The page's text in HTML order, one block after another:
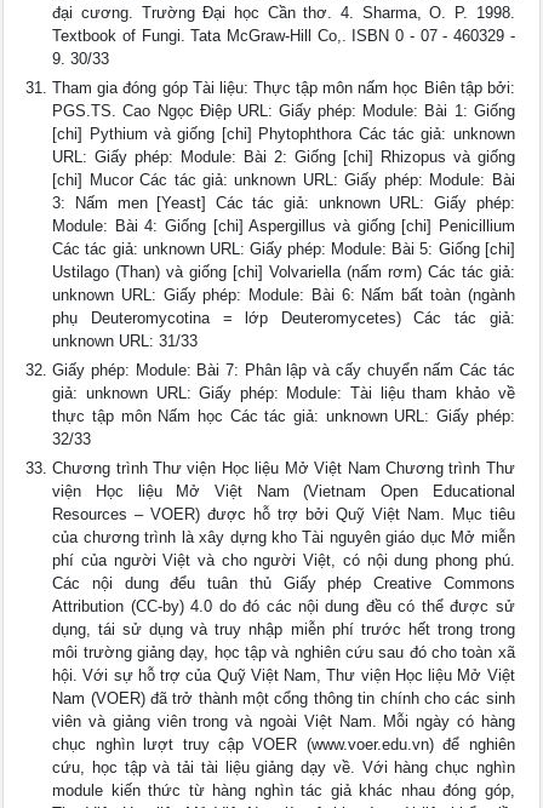
đại cương. Trường Đại học Cần thơ. 4. Sharma, O. P. 1998.
Textbook of Fungi. Tata McGraw-Hill Co,. ISBN 0 - 07 - 460329 -
9. 30/33
Tham gia đóng góp Tài liệu: Thực tập môn nấm học Biên tập bởi:
PGS.TS. Cao Ngọc Điệp URL: Giấy phép: Module: Bài 1: Giống
[chi] Pythium và giống [chi] Phytophthora Các tác giả: unknown
URL: Giấy phép: Module: Bài 2: Giống [chi] Rhizopus và giống
[chi] Mucor Các tác giả: unknown URL: Giấy phép: Module: Bài
3: Nấm men [Yeast] Các tác giả: unknown URL: Giấy phép:
Module: Bài 4: Giống [chi] Aspergillus và giống [chi] Penicillium
Các tác giả: unknown URL: Giấy phép: Module: Bài 5: Giống [chi]
Ustilago (Than) và giống [chi] Volvariella (nấm rơm) Các tác giả:
unknown URL: Giấy phép: Module: Bài 6: Nấm bất toàn (ngành
phụ Deuteromycotina = lớp Deuteromycetes) Các tác giả:
unknown URL: 31/33
Giấy phép: Module: Bài 7: Phân lập và cấy chuyển nấm Các tác
giả: unknown URL: Giấy phép: Module: Tài liệu tham khảo về
thực tập môn Nấm học Các tác giả: unknown URL: Giấy phép:
32/33
Chương trình Thư viện Học liệu Mở Việt Nam Chương trình Thư
viện Học liệu Mở Việt Nam (Vietnam Open Educational
Resources – VOER) được hỗ trợ bởi Quỹ Việt Nam. Mục tiêu
của chương trình là xây dựng kho Tài nguyên giáo dục Mở miễn
phí của người Việt và cho người Việt, có nội dung phong phú.
Các nội dung đểu tuân thủ Giấy phép Creative Commons
Attribution (CC-by) 4.0 do đó các nội dung đều có thể được sử
dụng, tái sử dụng và truy nhập miễn phí trước hết trong trong
môi trường giảng dạy, học tập và nghiên cứu sau đó cho toàn xã
hội. Với sự hỗ trợ của Quỹ Việt Nam, Thư viện Học liệu Mở Việt
Nam (VOER) đã trở thành một cổng thông tin chính cho các sinh
viên và giảng viên trong và ngoài Việt Nam. Mỗi ngày có hàng
chục nghìn lượt truy cập VOER (www.voer.edu.vn) để nghiên
cứu, học tập và tải tài liệu giảng dạy về. Với hàng chục nghìn
module kiến thức từ hàng nghìn tác giả khác nhau đóng góp,